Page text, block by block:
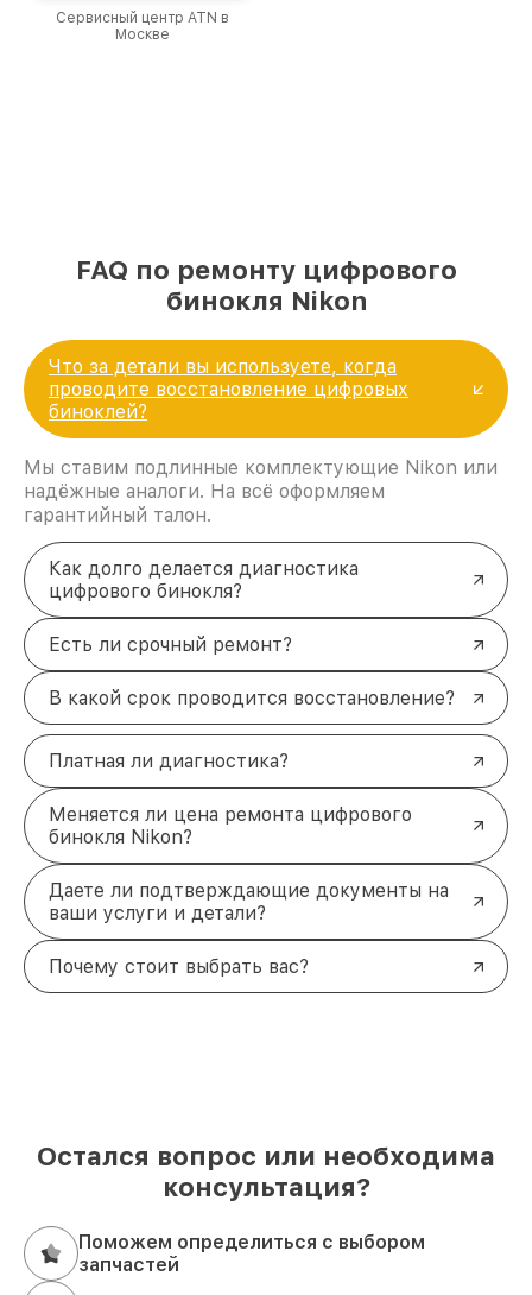
Сервисный центр ATN в
Москве
FAQ по ремонту цифрового
бинокля Nikon
Что за детали вы используете, когда
проводите восстановление цифровых
биноклей?
Мы ставим подлинные комплектующие Nikon или
надёжные аналоги. На всё оформляем
гарантийный талон.
Как долго делается диагностика
цифрового бинокля?
Есть ли срочный ремонт?
В какой срок проводится восстановление?
Платная ли диагностика?
Меняется ли цена ремонта цифрового
бинокля Nikon?
Даете ли подтверждающие документы на
ваши услуги и детали?
Почему стоит выбрать вас?
Остался вопрос или необходима
консультация?
Поможем определиться с выбором
запчастей